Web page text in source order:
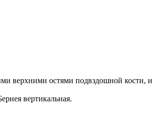
верхними остями подвздошной кости, и
вертикальная.